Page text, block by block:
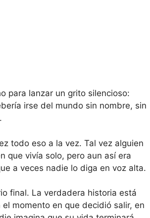
para lanzar un grito silencioso:
irse del mundo sin nombre, sin
todo eso a la vez. Tal vez alguien
que vivía solo, pero aun así era
a veces nadie lo diga en voz alta.
final. La verdadera historia está
momento en que decidió salir, en